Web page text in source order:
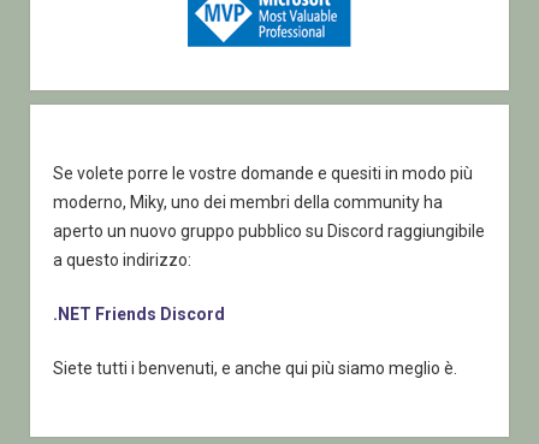
Se volete porre le vostre domande e quesiti in modo più
moderno, Miky, uno dei membri della community ha
aperto un nuovo gruppo pubblico su Discord raggiungibile
a questo indirizzo:
.NET Friends Discord
Siete tutti i benvenuti, e anche qui più siamo meglio è.